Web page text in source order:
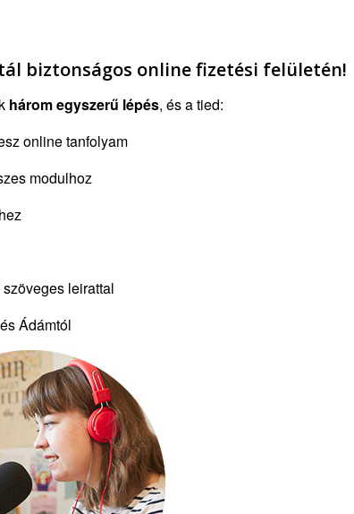
biztonságos online fizetési felületén!
három egyszerű lépés, és a tied:
online tanfolyam
modulhoz
leirattal
Ádámtól